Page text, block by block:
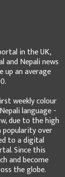
in the UK,
and Nepali news
an average
weekly colour
language -
due to the high
over
to a digital
Since this
and become
the globe.